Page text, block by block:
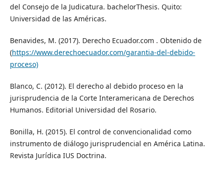
del Consejo de la Judicatura. bachelorThesis. Quito:
Universidad de las Américas.
Benavides, M. (2017). Derecho Ecuador.com . Obtenido de
(https://www.derechoecuador.com/garantia-del-debido-
proceso)
Blanco, C. (2012). El derecho al debido proceso en la
jurisprudencia de la Corte Interamericana de Derechos
Humanos. Editorial Universidad del Rosario.
Bonilla, H. (2015). El control de convencionalidad como
instrumento de diálogo jurisprudencial en América Latina.
Revista Jurídica IUS Doctrina.